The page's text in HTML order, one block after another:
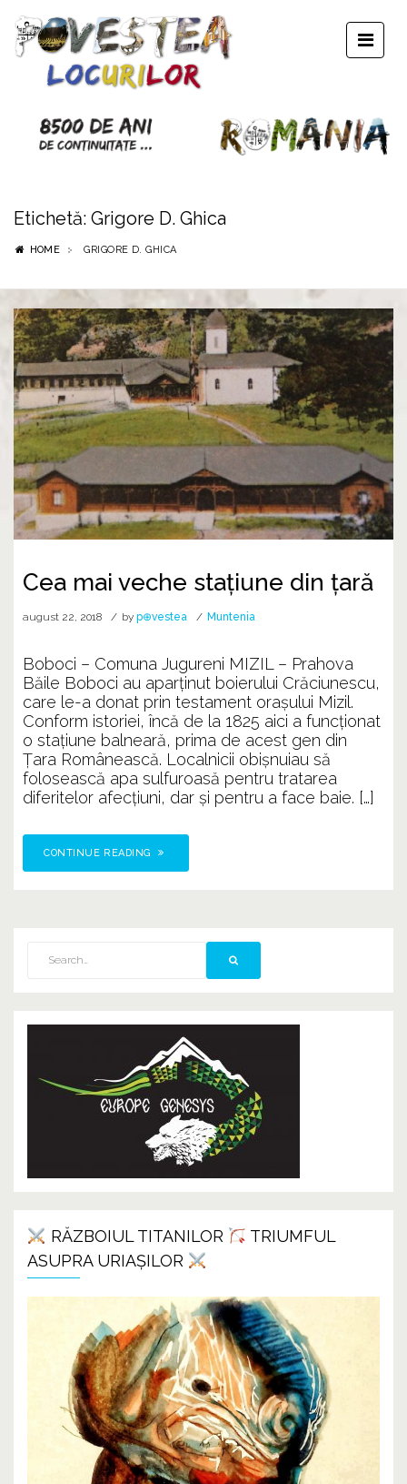
Etichetă: Grigore D. Ghica
HOME GRIGORE D. GHICA
Cea mai veche stațiune din țară
august 22, 2018 by p⊕vestea Muntenia
Boboci – Comuna Jugureni MIZIL – Prahova
Băile Boboci au aparţinut boierului Crăciunescu,
care le-a donat prin testament oraşului Mizil.
Conform istoriei, încă de la 1825 aici a funcţionat
o staţiune balneară, prima de acest gen din
Ţara Românească. Localnicii obişnuiau să
folosească apa sulfuroasă pentru tratarea
diferitelor afecţiuni, dar şi pentru a face baie. […]
CONTINUE READING
RĂZBOIUL TITANILOR
TRIUMFUL
ASUPRA URIAȘILOR